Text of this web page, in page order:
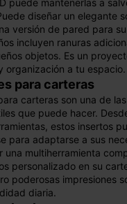
puede mantenerlas a
diseñar un elegante
versión de pared para
incluyen ranuras
objetos. Es un
organización a tu espacio.
para carteras
carteras son una de
que puede hacer.
estos insertos
para adaptarse a sus
una multiherramienta
personalizado en su
poderosas impresiones
diaria.